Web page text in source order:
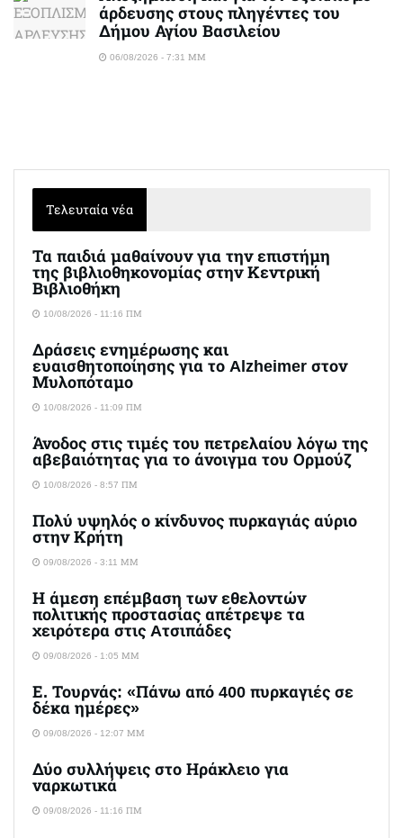
άρδευσης στους πληγέντες του
Δήμου Αγίου Βασιλείου
06/08/2026 - 7:31 ΜΜ
Τελευταία νέα
Τα παιδιά μαθαίνουν για την επιστήμη
της βιβλιοθηκονομίας στην Κεντρική
Βιβλιοθήκη
10/08/2026 - 11:16 ΠΜ
Δράσεις ενημέρωσης και
ευαισθητοποίησης για το Alzheimer στον
Μυλοπόταμο
10/08/2026 - 11:09 ΠΜ
Άνοδος στις τιμές του πετρελαίου λόγω της
αβεβαιότητας για το άνοιγμα του Ορμούζ
10/08/2026 - 8:57 ΠΜ
Πολύ υψηλός ο κίνδυνος πυρκαγιάς αύριο
στην Κρήτη
09/08/2026 - 3:11 ΜΜ
Η άμεση επέμβαση των εθελοντών
πολιτικής προστασίας απέτρεψε τα
χειρότερα στις Aτσιπάδες
09/08/2026 - 1:05 ΜΜ
Ε. Τουρνάς: «Πάνω από 400 πυρκαγιές σε
δέκα ημέρες»
09/08/2026 - 12:07 ΜΜ
Δύο συλλήψεις στο Ηράκλειο για
ναρκωτικά
09/08/2026 - 11:16 ΠΜ